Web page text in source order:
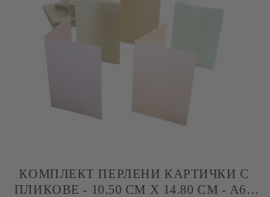
КОМПЛЕКТ ПЕРЛЕНИ КАРТИЧКИ С
ПЛИКОВЕ - 10.50 СМ Х 14.80 СМ - А6 -